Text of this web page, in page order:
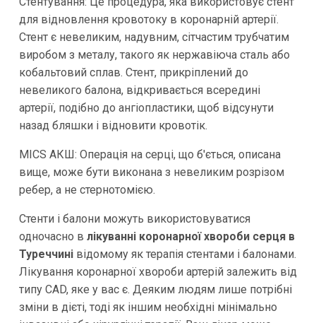
для відновлення кровотоку в коронарній артерії.
Стент є невеликим, надувним, сітчастим трубчатим
виробом з металу, такого як нержавіюча сталь або
кобальтовий сплав. Стент, прикріплений до
невеликого балона, відкривається всередині
артерії, подібно до ангіопластики, щоб відсунути
назад бляшки і відновити кровотік.
MICS АКШ: Операція на серці, що б'ється, описана
вище, може бути виконана з невеликим розрізом
ребер, а не стернотомією.
Стенти і балони можуть використовуватися
одночасно в лікуванні коронарної хвороби серця в
Туреччинівідомому як терапія стентами і балонами.
Лікування коронарної хвороби артерій залежить від
типу CAD, яке у вас є. Деяким людям лише потрібні
зміни в дієті, тоді як іншим необхідні мінімально